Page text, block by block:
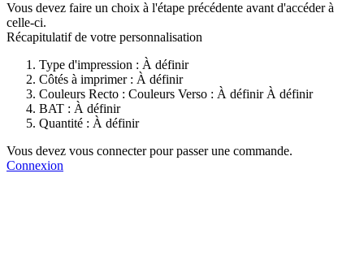
Vous devez faire un choix à l'étape précédente avant d'accéder à
celle-ci.
Récapitulatif de votre personnalisation
Type d'impression : À définir
Côtés à imprimer : À définir
Couleurs Recto : Couleurs Verso : À définir À définir
BAT : À définir
Quantité : À définir
Vous devez vous connecter pour passer une commande.
Connexion